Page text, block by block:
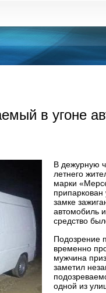
в угоне
В дежурную
летнего
марки
замке
автомобиль
средство
Подозрение
временно
мужчина
заметил
одной из